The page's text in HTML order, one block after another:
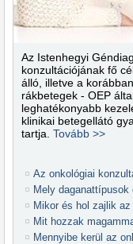
Az Istenhegyi
konzultációjának fő
álló, illetve a
rákbetegek - OEP
leghatékonyabb
klinikai betegellátó
tartja. Tovább >>
Az onkológiai
Mely daganattípusok
Mikor és hol zajlik
Mit hozzak
Mennyibe kerül az